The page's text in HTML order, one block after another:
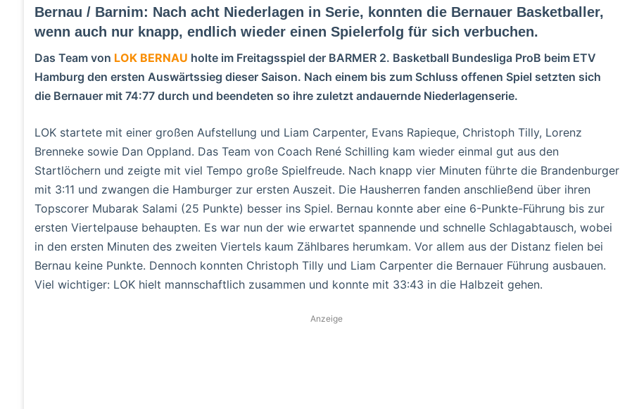
Bernau / Barnim: Nach acht Niederlagen in Serie, konnten die Bernauer Basketballer,
wenn auch nur knapp, endlich wieder einen Spielerfolg für sich verbuchen.
Das Team von LOK BERNAU holte im Freitagsspiel der BARMER 2. Basketball Bundesliga ProB beim ETV
Hamburg den ersten Auswärtssieg dieser Saison. Nach einem bis zum Schluss offenen Spiel setzten sich
die Bernauer mit 74:77 durch und beendeten so ihre zuletzt andauernde Niederlagenserie.
LOK startete mit einer großen Aufstellung und Liam Carpenter, Evans Rapieque, Christoph Tilly, Lorenz
Brenneke sowie Dan Oppland. Das Team von Coach René Schilling kam wieder einmal gut aus den
Startlöchern und zeigte mit viel Tempo große Spielfreude. Nach knapp vier Minuten führte die Brandenburger
mit 3:11 und zwangen die Hamburger zur ersten Auszeit. Die Hausherren fanden anschließend über ihren
Topscorer Mubarak Salami (25 Punkte) besser ins Spiel. Bernau konnte aber eine 6-Punkte-Führung bis zur
ersten Viertelpause behaupten. Es war nun der wie erwartet spannende und schnelle Schlagabtausch, wobei
in den ersten Minuten des zweiten Viertels kaum Zählbares herumkam. Vor allem aus der Distanz fielen bei
Bernau keine Punkte. Dennoch konnten Christoph Tilly und Liam Carpenter die Bernauer Führung ausbauen.
Viel wichtiger: LOK hielt mannschaftlich zusammen und konnte mit 33:43 in die Halbzeit gehen.
Anzeige